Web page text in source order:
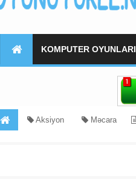
KOMPUTER OYUNLARI
Aksiyon Məcara